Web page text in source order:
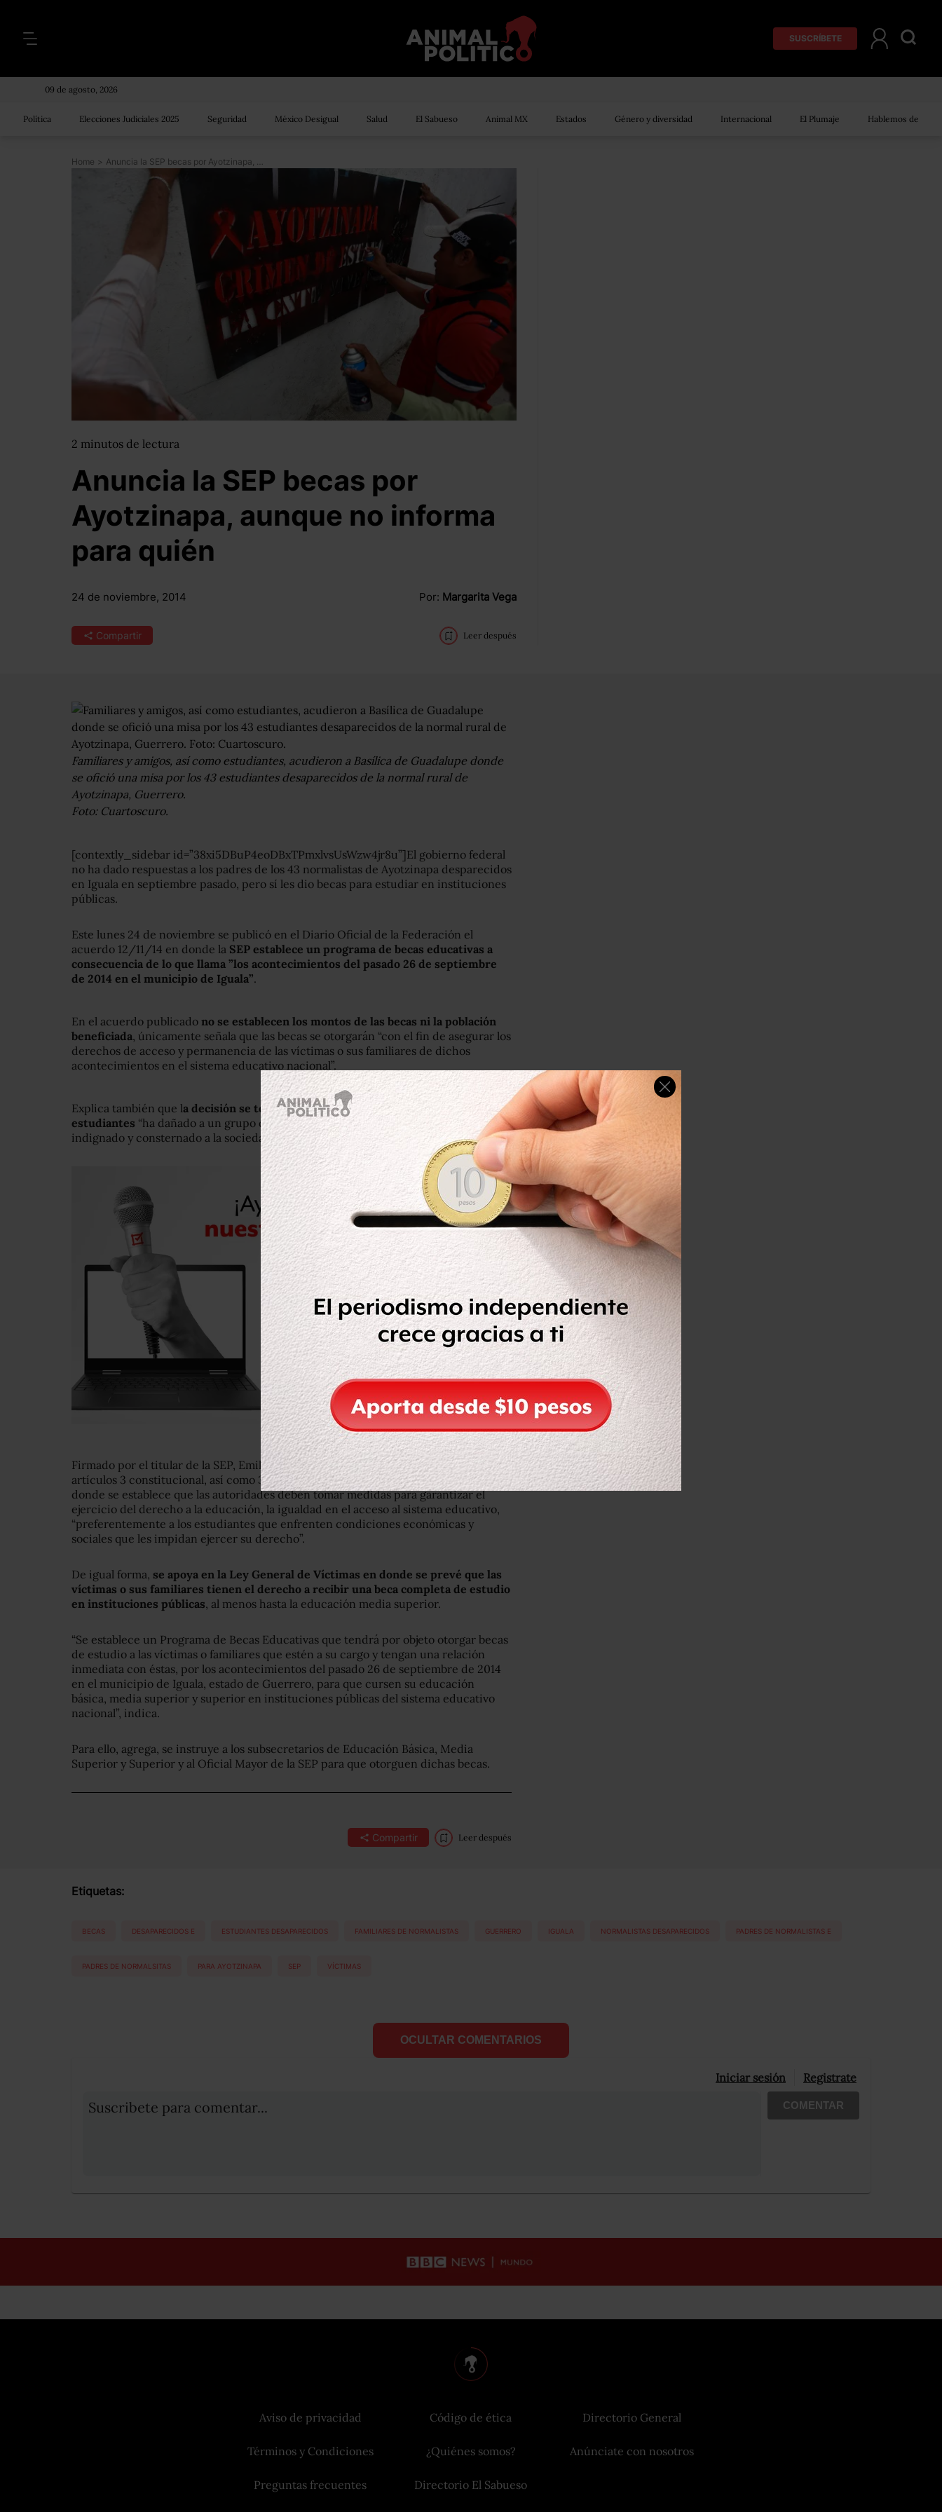
SUSCRÍBETE
09 de agosto, 2026
Política Elecciones Judiciales 2025 Seguridad México Desigual Salud El Sabueso Animal MX Estados Género y diversidad Internacional El Plumaje Hablemos de
Home > Anuncia la SEP becas por Ayotzinapa, aunque no informa para quién
2 minutos de lectura
Anuncia la SEP becas por
Ayotzinapa, aunque no informa
para quién
24 de noviembre, 2014 Por: Margarita Vega
Compartir Leer después
Familiares y amigos, así como estudiantes, acudieron a Basílica de Guadalupe donde
se ofició una misa por los 43 estudiantes desaparecidos de la normal rural de
Ayotzinapa, Guerrero.
Foto: Cuartoscuro.
[contextly_sidebar id=”38xi5DBuP4eoDBxTPmxlvsUsWzw4jr8u”]El gobierno federal
no ha dado respuestas a los padres de los 43 normalistas de Ayotzinapa desparecidos
en Iguala en septiembre pasado, pero sí les dio becas para estudiar en instituciones
públicas.
Este lunes 24 de noviembre se publicó en el Diario Oficial de la Federación el
acuerdo 12/11/14 en donde la SEP establece un programa de becas educativas a
consecuencia de lo que llama ”los acontecimientos del pasado 26 de septiembre
de 2014 en el municipio de Iguala”.
En el acuerdo publicado no se establecen los montos de las becas ni la población
beneficiada, únicamente señala que las becas se otorgarán “con el fin de asegurar los
derechos de acceso y permanencia de las víctimas o sus familiares de dichos
acontecimientos en el sistema educativo nacional”.
Explica también que la decisión se tomó debido a que la desaparición de los
estudiantes “ha dañado a un grupo de familias en el estado de Guerrero y ha
indignado y consternado a la sociedad en general”.
Firmado por el titular de la SEP, Emilio Chuayffet, el acuerdo se fundamenta en los
artículos 3 constitucional, así como 32 y 33 de la Ley General de Educación en
donde se establece que las autoridades deben tomar medidas para garantizar el
ejercicio del derecho a la educación, la igualdad en el acceso al sistema educativo,
“preferentemente a los estudiantes que enfrenten condiciones económicas y
sociales que les impidan ejercer su derecho”.
De igual forma, se apoya en la Ley General de Víctimas en donde se prevé que las
víctimas o sus familiares tienen el derecho a recibir una beca completa de estudio
en instituciones públicas, al menos hasta la educación media superior.
“Se establece un Programa de Becas Educativas que tendrá por objeto otorgar becas
de estudio a las víctimas o familiares que estén a su cargo y tengan una relación
inmediata con éstas, por los acontecimientos del pasado 26 de septiembre de 2014
en el municipio de Iguala, estado de Guerrero, para que cursen su educación
básica, media superior y superior en instituciones públicas del sistema educativo
nacional”, indica.
Para ello, agrega, se instruye a los subsecretarios de Educación Básica, Media
Superior y Superior y al Oficial Mayor de la SEP para que otorguen dichas becas.
Compartir Leer después
Etiquetas:
BECAS DESAPARECIDOS E ESTUDIANTES DESAPARECIDOS FAMILIARES DE NORMALISTAS GUERRERO IGUALA NORMALISTAS DESAPARECIDOS PADRES DE NORMALISTAS E
PADRES DE NORMALSITAS PARA AYOTZINAPA SEP VÍCTIMAS
OCULTAR COMENTARIOS
Iniciar sesión Registrate
Suscribete para comentar... COMENTAR
Aviso de privacidad
Términos y Condiciones
Preguntas frecuentes
Código de ética
¿Quiénes somos?
Directorio El Sabueso
Directorio General
Anúnciate con nosotros